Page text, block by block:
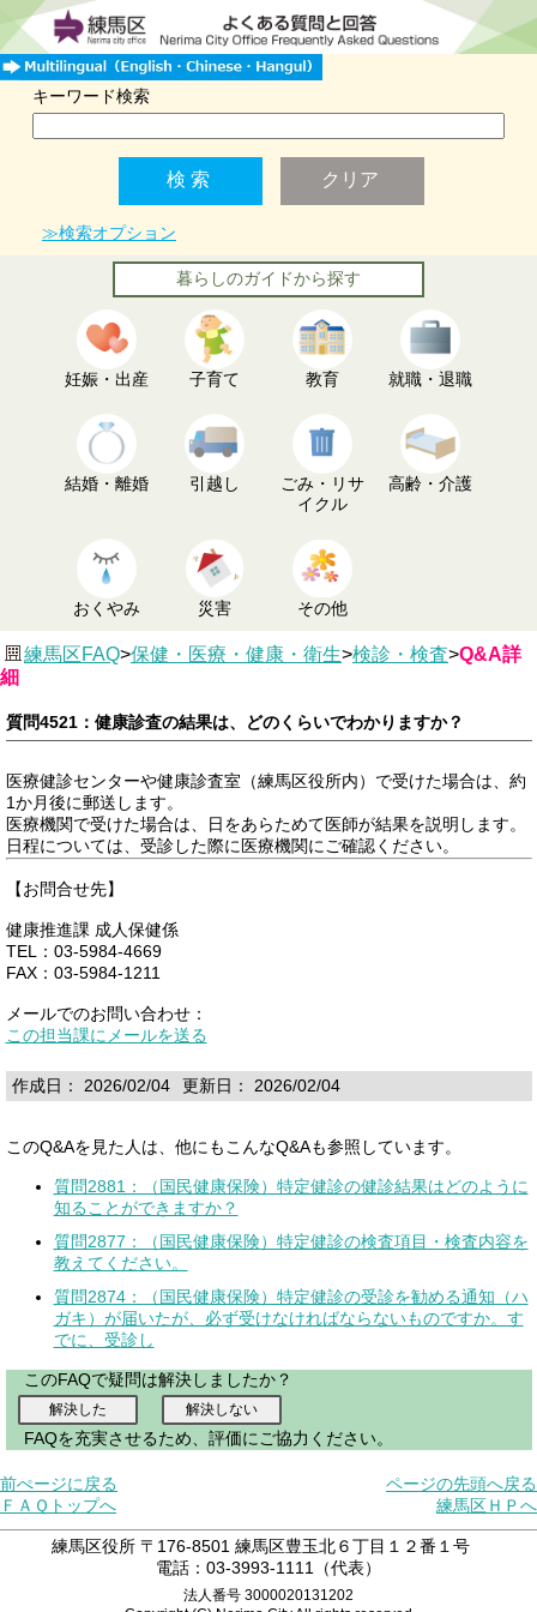
キーワード検索
≫検索オプション
暮らしのガイドから探す
妊娠・出産 子育て 教育 就職・退職
結婚・離婚 引越し
ごみ・リサ
イクル
高齢・介護
おくやみ 災害 その他
練馬区FAQ>保健・医療・健康・衛生>検診・検査>Q&A詳
細
質問4521：健康診査の結果は、どのくらいでわかりますか？
医療健診センターや健康診査室（練馬区役所内）で受けた場合は、約
1か月後に郵送します。
医療機関で受けた場合は、日をあらためて医師が結果を説明します。
日程については、受診した際に医療機関にご確認ください。
【お問合せ先】
健康推進課 成人保健係
TEL：03-5984-4669
FAX：03-5984-1211
メールでのお問い合わせ：
この担当課にメールを送る
作成日： 2026/02/04 更新日： 2026/02/04
このQ&Aを見た人は、他にもこんなQ&Aも参照しています。
質問2881：（国民健康保険）特定健診の健診結果はどのように
知ることができますか？
質問2877：（国民健康保険）特定健診の検査項目・検査内容を
教えてください。
質問2874：（国民健康保険）特定健診の受診を勧める通知（ハ
ガキ）が届いたが、必ず受けなければならないものですか。す
でに、受診し
このFAQで疑問は解決しましたか？
FAQを充実させるため、評価にご協力ください。
前ぺージに戻る
ページの先頭へ戻る
ＦＡＱトップへ
練馬区ＨＰへ
練馬区役所 〒176-8501 練馬区豊玉北６丁目１２番１号
電話：03-3993-1111（代表）
法人番号 3000020131202